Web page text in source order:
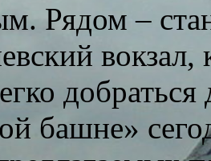
Рядом –
башне»